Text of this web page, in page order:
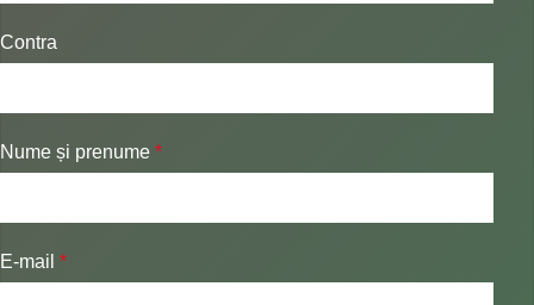
Contra
Nume și prenume*
E-mail*